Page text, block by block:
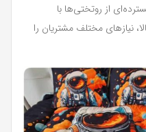
از روتختی‌ها با
نیازهای مختلف مشتریان را